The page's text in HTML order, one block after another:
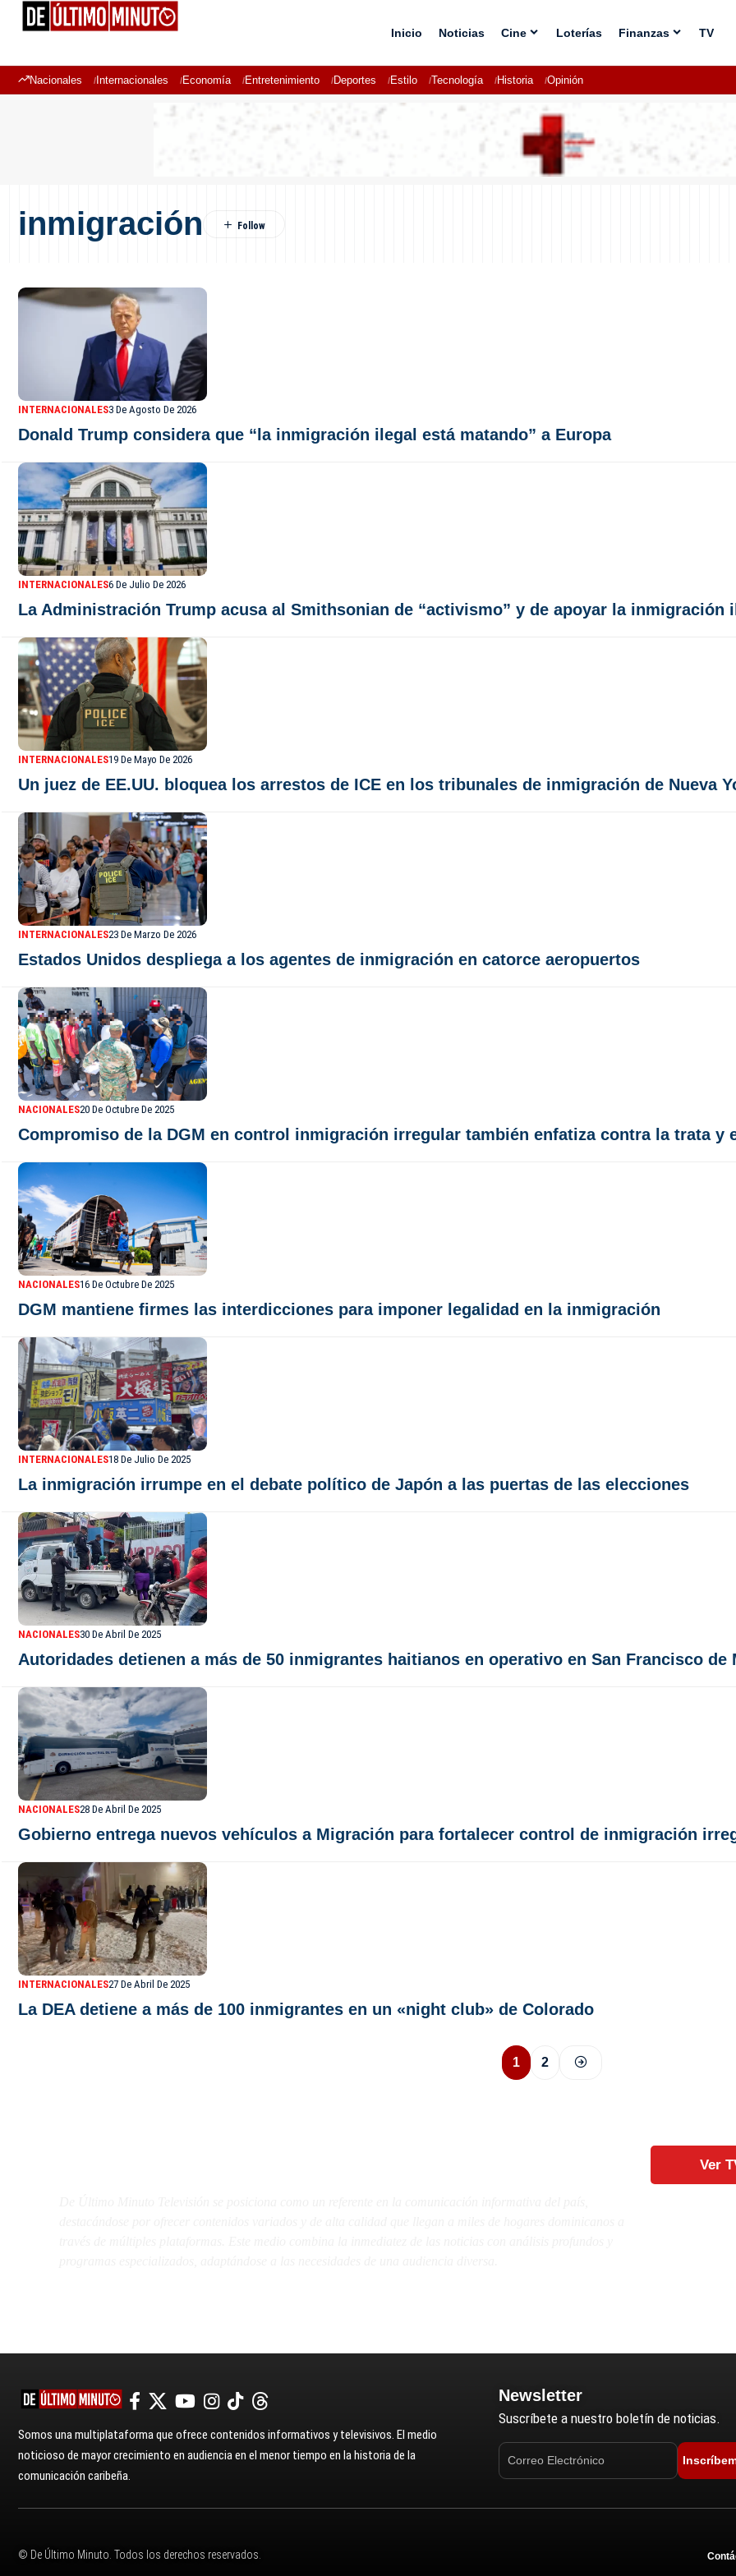
Inicio Noticias Cine Loterías Finanzas TV
Nacionales Internacionales Economía Entretenimiento Deportes Estilo Tecnología Historia Opinión
inmigración
INTERNACIONALES3 De Agosto De 2026
Donald Trump considera que “la inmigración ilegal está matando” a Europa
INTERNACIONALES6 De Julio De 2026
La Administración Trump acusa al Smithsonian de “activismo” y de apoyar la inmigración
INTERNACIONALES19 De Mayo De 2026
Un juez de EE.UU. bloquea los arrestos de ICE en los tribunales de inmigración de Nueva
INTERNACIONALES23 De Marzo De 2026
Estados Unidos despliega a los agentes de inmigración en catorce aeropuertos
NACIONALES20 De Octubre De 2025
Compromiso de la DGM en control inmigración irregular también enfatiza contra la trata y
NACIONALES16 De Octubre De 2025
DGM mantiene firmes las interdicciones para imponer legalidad en la inmigración
INTERNACIONALES18 De Julio De 2025
La inmigración irrumpe en el debate político de Japón a las puertas de las elecciones
NACIONALES30 De Abril De 2025
Autoridades detienen a más de 50 inmigrantes haitianos en operativo en San Francisco de
NACIONALES28 De Abril De 2025
Gobierno entrega nuevos vehículos a Migración para fortalecer control de inmigración
INTERNACIONALES27 De Abril De 2025
La DEA detiene a más de 100 inmigrantes en un «night club» de Colorado
1 2
Ver
Somos una multiplataforma que ofrece contenidos informativos y televisivos. El medio
noticioso de mayor crecimiento en audiencia en el menor tiempo en la historia de la
comunicación caribeña.
Newsletter
Suscríbete a nuestro boletín de noticias.
© De Último Minuto. Todos los derechos reservados.